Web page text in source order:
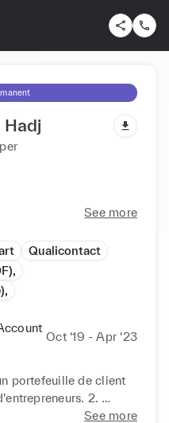
Hadj
See more
Qualicontact
Oct ‘19 - Apr ‘23
portefeuille de client
2.
concernant leurs See more